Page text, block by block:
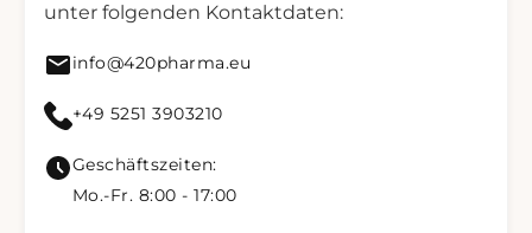
unter folgenden Kontaktdaten:
Mail senden an info@420pharma.eu
info@420pharma.eu
420 Pharma anrufen
+49 5251 3903210
Geschäftszeiten:
Mo.-Fr. 8:00 - 17:00